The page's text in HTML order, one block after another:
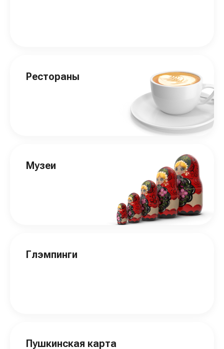
Рестораны
Музеи
Глэмпинги
Пушкинская карта